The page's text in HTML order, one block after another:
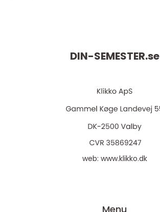
DIN-SEMESTER.se
web: www.klikko.dk
Menu